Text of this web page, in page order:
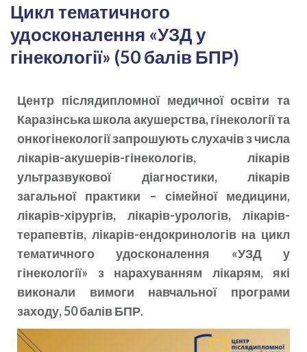
Цикл тематичного
удосконалення «УЗД у
гінекології» (50 балів БПР)
Центр післядипломної медичної освіти та
Каразінська школа акушерства, гінекології та
онкогінекології запрошують слухачів з числа
лікарів-акушерів-гінекологів, лікарів
ультразвукової діагностики, лікарів
загальної практики – сімейної медицини,
лікарів-хірургів, лікарів-урологів, лікарів-
терапевтів, лікарів-ендокринологів на цикл
тематичного удосконалення «УЗД у
гінекології» з нарахуванням лікарям, які
виконали вимоги навчальної програми
заходу, 50 балів БПР.